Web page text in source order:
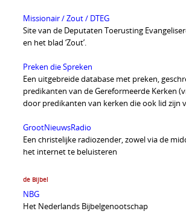
Missionair / Zout / DTEG
Site van de Deputaten Toerusting
en het blad ‘Zout’.
Preken die Spreken
Een uitgebreide database met preken,
predikanten van de Gereformeerde Kerken
door predikanten van kerken die ook lid zijn
GrootNieuwsRadio
Een christelijke radiozender, zowel via de
het internet te beluisteren
de Bijbel
NBG
Het Nederlands Bijbelgenootschap